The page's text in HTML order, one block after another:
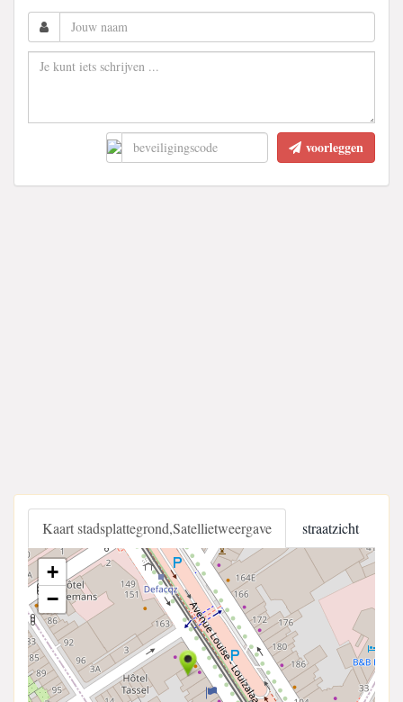
voorleggen
Kaart stadsplattegrond,Satellietweergave straatzicht
+
−